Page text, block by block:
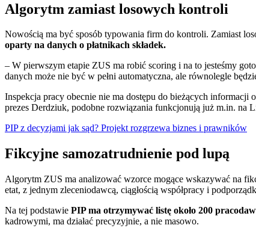
Algorytm zamiast losowych kontroli
Nowością ma być sposób typowania firm do kontroli. Zamiast
oparty na danych o płatnikach składek.
– W pierwszym etapie ZUS ma robić scoring i na to jesteśmy
danych może nie być w pełni automatyczna, ale równolegle
Inspekcja pracy obecnie nie ma dostępu do bieżących
prezes Derdziuk, podobne rozwiązania funkcjonują już m.in. na
PIP z decyzjami jak sąd? Projekt rozgrzewa biznes i prawników
Fikcyjne samozatrudnienie pod lupą
Algorytm ZUS ma analizować wzorce mogące wskazywać na
etat, z jednym zleceniodawcą, ciągłością współpracy i
Na tej podstawie PIP ma otrzymywać listę około 200
kadrowymi, ma działać precyzyjnie, a nie masowo.